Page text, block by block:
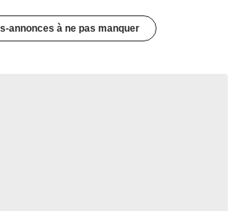
annonces à ne pas manquer